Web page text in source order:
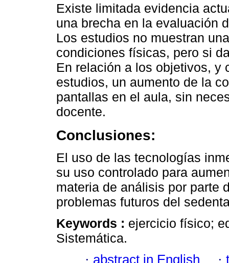
Existe limitada evidencia
una brecha en la evaluación
Los estudios no muestran
condiciones físicas, pero si
En relación a los objetivos, y
estudios, un aumento de la
pantallas en el aula, sin
docente.
Conclusiones:
El uso de las tecnologías
su uso controlado para
materia de análisis por parte
problemas futuros del
Keywords : ejercicio físico;
Sistemática.
· abstract in English ·